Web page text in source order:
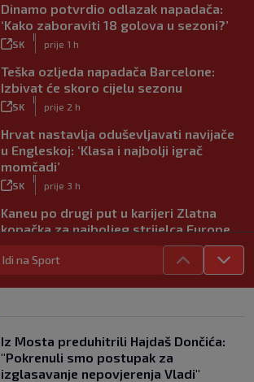
Dinamo potvrdio odlazak napadača:
‘Kako zaboraviti 18 golova u sezoni?’
SK prije 1 h
Teška ozljeda napadača Barcelone:
Izbivat će skoro cijelu sezonu
SK prije 2 h
Hrvat nastavlja oduševljavati navijače
u Engleskoj: ‘Klasa i najbolji igrač
momčadi’
SK prije 3 h
Kaneu po drugi put u karijeri Zlatna
kopačka za najboljeg strijelca Europe
Podatak koji zabrinjava navijače: Ovo
se Hajduku dogodilo u čak pet utakmica
ANKETA / Treba li Hajduk smijeniti
Gonzala Garciju?
Idi na Sport
Iz Mosta preduhitrili Hajdaš Dončića:
"Pokrenuli smo postupak za
izglasavanje nepovjerenja Vladi"